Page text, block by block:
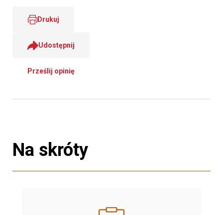
Drukuj
Udostępnij
Prześlij opinię
Na skróty